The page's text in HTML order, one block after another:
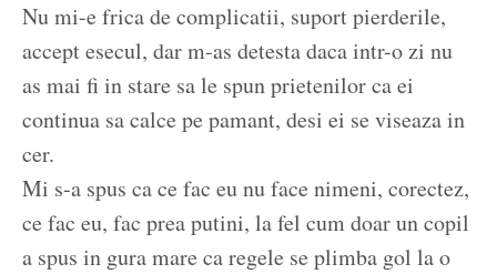
Nu mi-e frica de complicatii, suport pierderile,
accept esecul, dar m-as detesta daca intr-o zi nu
as mai fi in stare sa le spun prietenilor ca ei
continua sa calce pe pamant, desi ei se viseaza in
cer.
Mi s-a spus ca ce fac eu nu face nimeni, corectez,
ce fac eu, fac prea putini, la fel cum doar un copil
a spus in gura mare ca regele se plimba gol la o